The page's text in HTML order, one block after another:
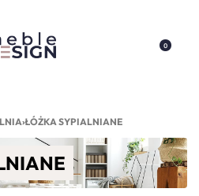
0
›ŁÓŻKA SYPIALNIANE